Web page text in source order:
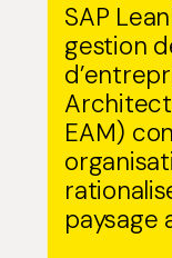
SAP
gestion
EAM)
paysage